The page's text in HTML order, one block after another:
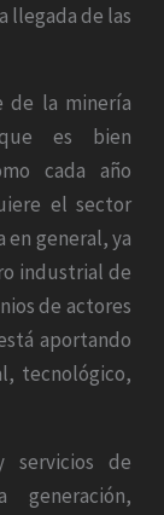
llegada de las
de la minería
es bien
cada año
el sector
general, ya
industrial de
de actores
aportando
tecnológico,
servicios de